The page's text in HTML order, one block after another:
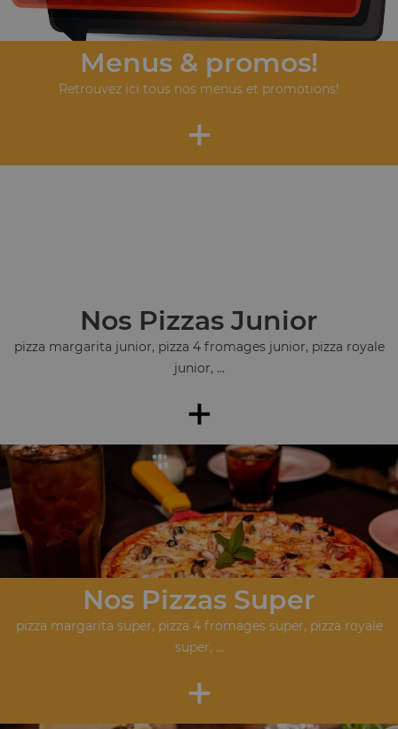
Menus & promos!
Retrouvez ici tous nos menus et promotions!
+
Nos Pizzas Junior
pizza margarita junior, pizza 4 fromages junior, pizza royale
junior, ...
+
Nos Pizzas Super
pizza margarita super, pizza 4 fromages super, pizza royale
super, ...
+